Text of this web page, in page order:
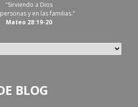
"Sirviendo a Dios
y en las familias."
Mateo 28:19-20
BLOG